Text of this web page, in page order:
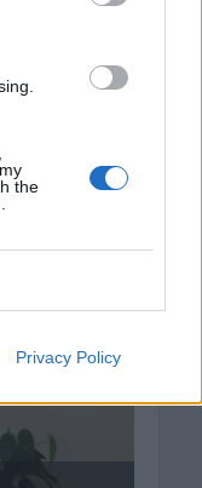
the
Privacy Policy